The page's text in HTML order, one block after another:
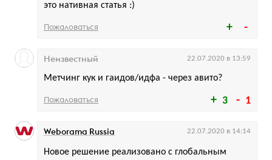
это нативная статья :)
Пожаловаться
3 1
Метчинг кук и гаидов/идфа - через авито?
Неизвестный 22.07.2020 в 13:59
Пожаловаться
Новое решение реализовано с глобальным
Weborama Russia 22.07.2020 в 14:14